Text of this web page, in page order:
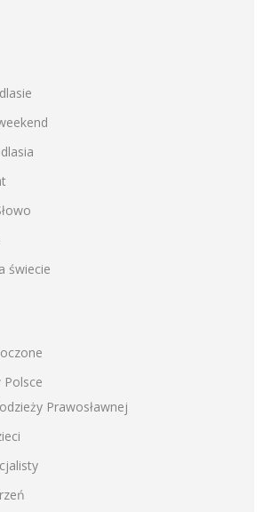
świecie
Polsce
Prawosławnej